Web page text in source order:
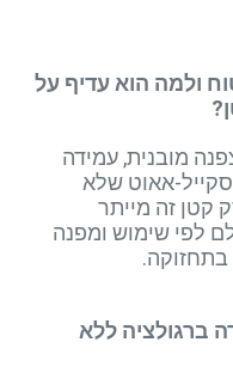
ולמה הוא עדיף על
מובנית, עמידה
אאוט שלא
קטן זה מייתר
לפי שימוש ומפנה
ברגולציה ללא